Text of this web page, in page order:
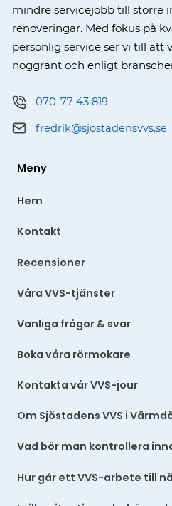
mindre servicejobb till större
renoveringar. Med fokus på
personlig service ser vi till att
noggrant och enligt
070-77 43 819
fredrik@sjostadensvvs.se
Meny
Hem
Kontakt
Recensioner
Våra VVS-tjänster
Vanliga frågor & svar
Boka våra rörmokare
Kontakta vår VVS-jour
Om Sjöstadens VVS i